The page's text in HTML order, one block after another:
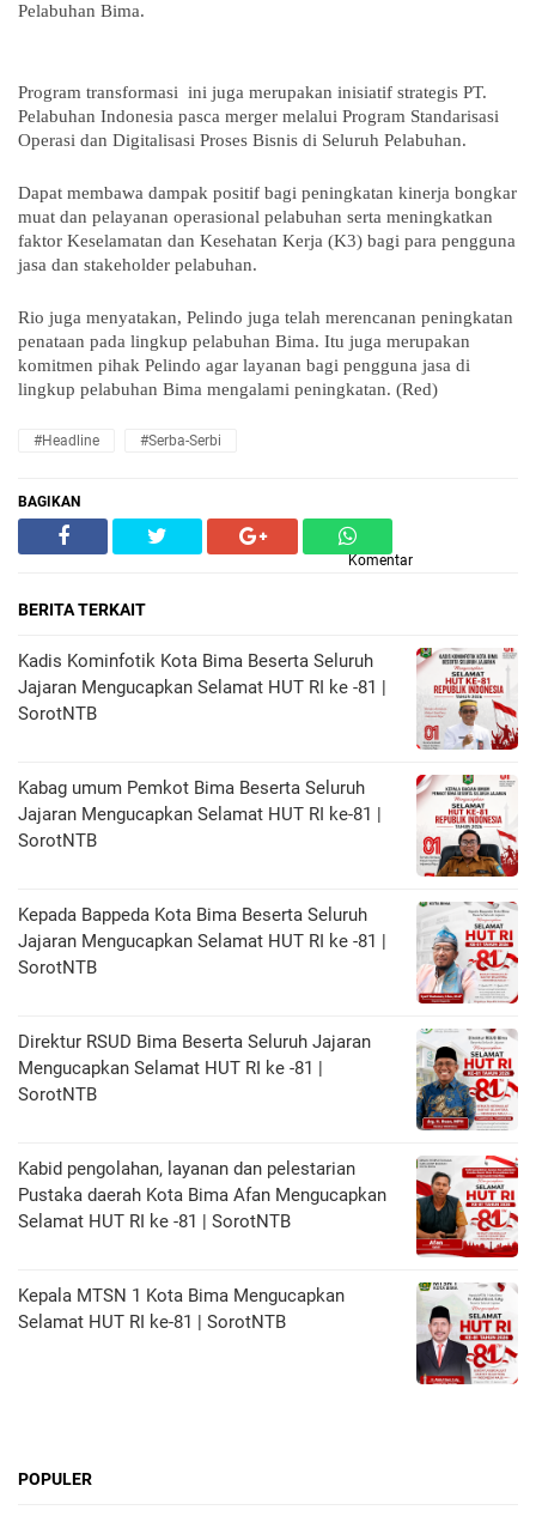
Pelabuhan Bima.
Program transformasi ini juga merupakan inisiatif strategis PT.
Pelabuhan Indonesia pasca merger melalui Program Standarisasi
Operasi dan Digitalisasi Proses Bisnis di Seluruh Pelabuhan.
Dapat membawa dampak positif bagi peningkatan kinerja bongkar
muat dan pelayanan operasional pelabuhan serta meningkatkan
faktor Keselamatan dan Kesehatan Kerja (K3) bagi para pengguna
jasa dan stakeholder pelabuhan.
Rio juga menyatakan, Pelindo juga telah merencanan peningkatan
penataan pada lingkup pelabuhan Bima. Itu juga merupakan
komitmen pihak Pelindo agar layanan bagi pengguna jasa di
lingkup pelabuhan Bima mengalami peningkatan. (Red)
#Headline #Serba-Serbi
BAGIKAN
Komentar
BERITA TERKAIT
Kadis Kominfotik Kota Bima Beserta Seluruh
Jajaran Mengucapkan Selamat HUT RI ke -81 |
SorotNTB
Kabag umum Pemkot Bima Beserta Seluruh
Jajaran Mengucapkan Selamat HUT RI ke-81 |
SorotNTB
Kepada Bappeda Kota Bima Beserta Seluruh
Jajaran Mengucapkan Selamat HUT RI ke -81 |
SorotNTB
Direktur RSUD Bima Beserta Seluruh Jajaran
Mengucapkan Selamat HUT RI ke -81 |
SorotNTB
Kabid pengolahan, layanan dan pelestarian
Pustaka daerah Kota Bima Afan Mengucapkan
Selamat HUT RI ke -81 | SorotNTB
Kepala MTSN 1 Kota Bima Mengucapkan
Selamat HUT RI ke-81 | SorotNTB
POPULER